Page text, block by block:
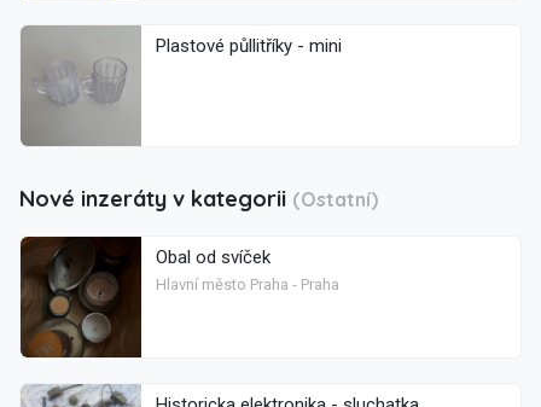
Plastové půllitříky - mini
Nové inzeráty v kategorii (Ostatní)
Obal od svíček
Hlavní město Praha - Praha